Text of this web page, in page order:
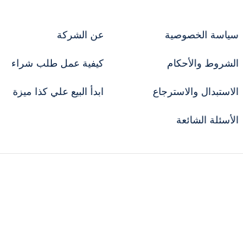
سياسة الخصوصية
الشروط والأحكام
الاستبدال والاسترجاع
الأسئلة الشائعة
عن الشركة
كيفية عمل طلب شراء
ابدأ البيع علي كذا ميزة